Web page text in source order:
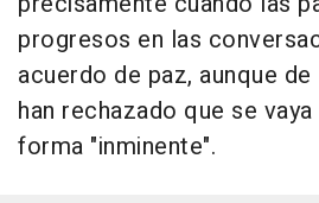
progresos en las
acuerdo de paz, aunque
han rechazado que se
forma "inminente".